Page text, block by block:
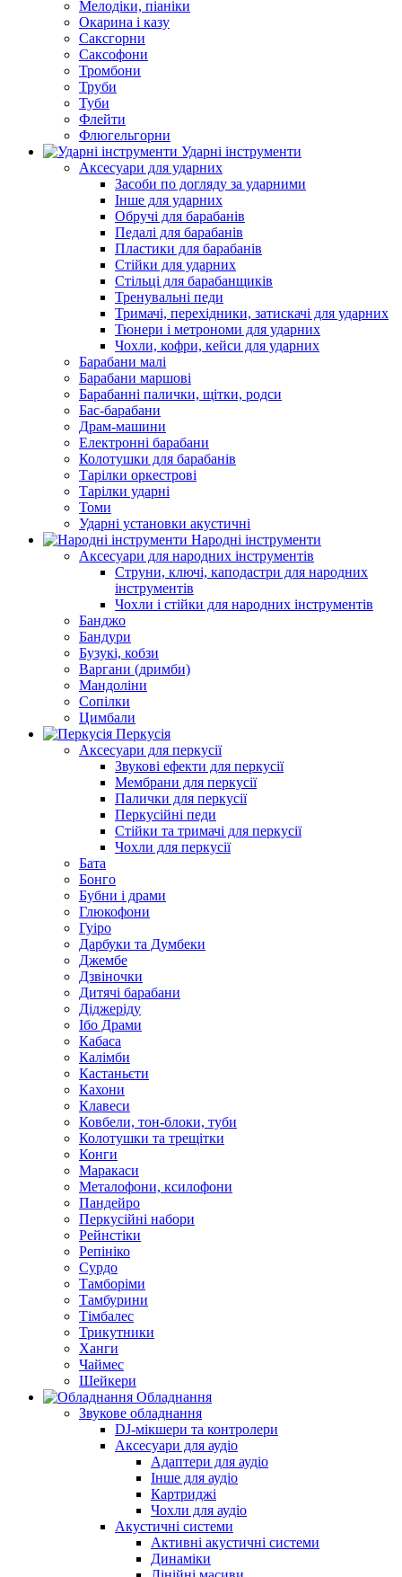
Мелодіки, піаніки
Окарина і казу
Саксгорни
Саксофони
Тромбони
Труби
Туби
Флейти
Флюгельгорни
Ударні інструменти
Аксесуари для ударних
Засоби по догляду за ударними
Інше для ударних
Обручі для барабанів
Педалі для барабанів
Пластики для барабанів
Стійки для ударних
Стільці для барабанщиків
Тренувальні педи
Тримачі, перехідники, затискачі для ударних
Тюнери і метрономи для ударних
Чохли, кофри, кейси для ударних
Барабани малі
Барабани маршові
Барабанні палички, щітки, родси
Бас-барабани
Драм-машини
Електронні барабани
Колотушки для барабанів
Тарілки оркестрові
Тарілки ударні
Томи
Ударні установки акустичні
Народні інструменти
Аксесуари для народних інструментів
Струни, ключі, каподастри для народних
інструментів
Чохли і стійки для народних інструментів
Банджо
Бандури
Бузукі, кобзи
Варгани (дримби)
Мандоліни
Сопілки
Цимбали
Перкусія
Аксесуари для перкусії
Звукові ефекти для перкусії
Мембрани для перкусії
Палички для перкусії
Перкусійні педи
Стійки та тримачі для перкусії
Чохли для перкусії
Бата
Бонго
Бубни і драми
Глюкофони
Гуіро
Дарбуки та Думбеки
Джембе
Дзвіночки
Дитячі барабани
Діджеріду
Ібо Драми
Кабаса
Калімби
Кастаньєти
Кахони
Клавеси
Ковбели, тон-блоки, туби
Колотушки та трещітки
Конги
Маракаси
Металофони, ксилофони
Пандейро
Перкусійні набори
Рейнстіки
Репініко
Сурдо
Тамборіми
Тамбурини
Тімбалес
Трикутники
Ханги
Чаймес
Шейкери
Обладнання
Звукове обладнання
DJ-мікшери та контролери
Аксесуари для аудіо
Адаптери для аудіо
Інше для аудіо
Картриджі
Чохли для аудіо
Акустичні системи
Активні акустичні системи
Динаміки